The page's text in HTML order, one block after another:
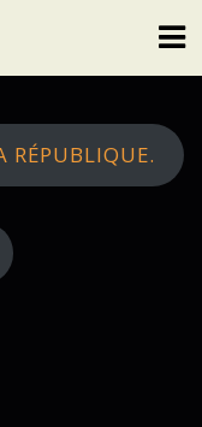
RÉPUBLIQUE.